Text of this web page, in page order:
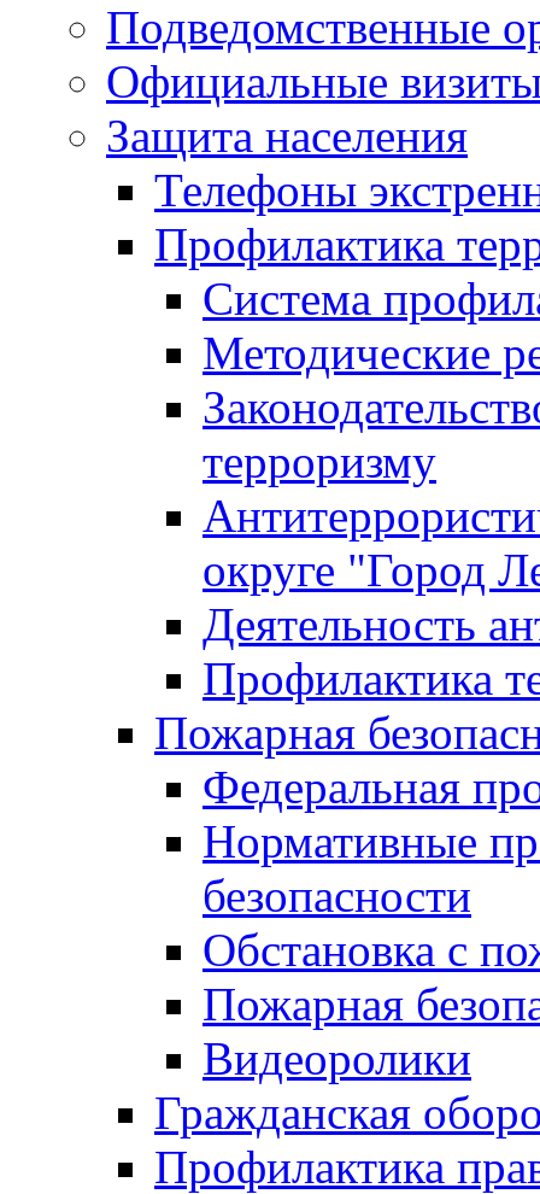
Подведомственные
Официальные
Защита населения
Телефоны
Профилактика
Система
Методические
терроризму
округе "Город
Деятельность
Профилактика
Пожарная
Федеральная
Нормативные
безопасности
Обстановка с
Пожарная
Видеоролики
Гражданская
Профилактика